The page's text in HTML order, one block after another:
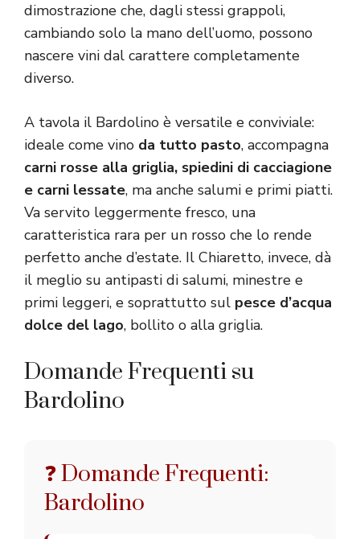
dimostrazione che, dagli stessi grappoli,
cambiando solo la mano dell’uomo, possono
nascere vini dal carattere completamente
diverso.
A tavola il Bardolino è versatile e conviviale:
ideale come vino da tutto pasto, accompagna
carni rosse alla griglia, spiedini di cacciagione
e carni lessate, ma anche salumi e primi piatti.
Va servito leggermente fresco, una
caratteristica rara per un rosso che lo rende
perfetto anche d’estate. Il Chiaretto, invece, dà
il meglio su antipasti di salumi, minestre e
primi leggeri, e soprattutto sul pesce d’acqua
dolce del lago, bollito o alla griglia.
Domande Frequenti su
Bardolino
❓ Domande Frequenti:
Bardolino